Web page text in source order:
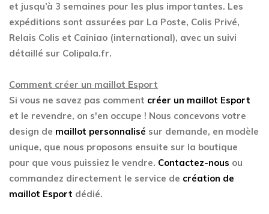
et jusqu’à 3 semaines pour les plus importantes. Les
expéditions sont assurées par La Poste, Colis Privé,
Relais Colis et Cainiao (international), avec un suivi
détaillé sur Colipala.fr.
Comment créer un maillot Esport
Si vous ne savez pas comment créer un maillot Esport
et le revendre, on s'en occupe ! Nous concevons votre
design de maillot personnalisé sur demande, en modèle
unique, que nous proposons ensuite sur la boutique
pour que vous puissiez le vendre. Contactez-nous ou
commandez directement le service de création de
maillot Esport dédié.